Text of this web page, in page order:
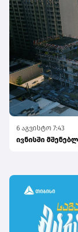
6 აგვისტო 7:43
ივნისში